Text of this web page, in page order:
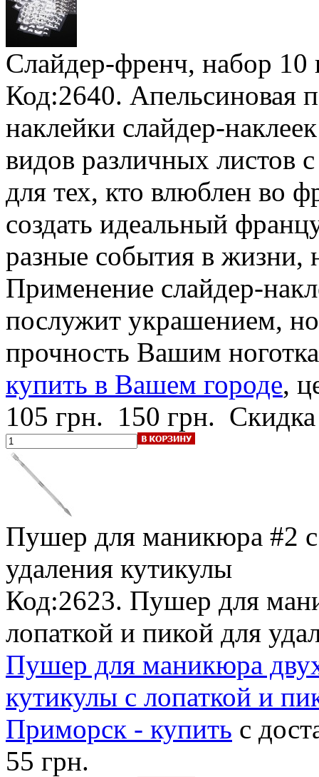
Слайдер-френч, набор 10
Код:2640. Апельсиновая
наклейки слайдер-
видов различных листов
для тех, кто влюблен во
создать идеальный
разные события в жизни,
Применение слайдер-
послужит украшением,
прочность Вашим
купить в Вашем городе,
105 грн. 150 грн.
Пушер для маникюра #2
удаления кутикулы
Код:2623. Пушер для
лопаткой и пикой для
Пушер для маникюра
кутикулы с лопаткой и
Приморск - купить с
55 грн.